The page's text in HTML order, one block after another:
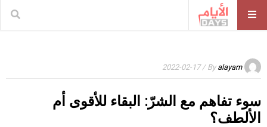
By alayam
/ 2022-02-17
سوء تفاهم مع الشرّ: البقاء للأقوى أم
الألطف؟